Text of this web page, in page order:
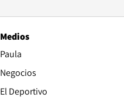
Medios
Paula
Negocios
El Deportivo